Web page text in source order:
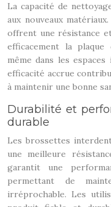
La capacité de
aux nouveaux
offrent une résistance
efficacement la
même dans les
efficacité accrue
à maintenir une bonne
Durabilité et
durable
Les brossettes
une meilleure
garantit une
permettant de
irréprochable. Les